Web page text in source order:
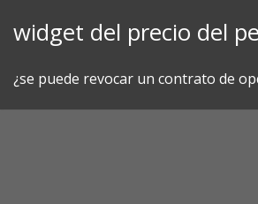
widget del precio del
¿se puede revocar un contrato de